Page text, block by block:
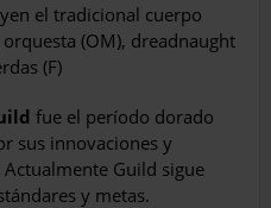
el tradicional cuerpo
(OM), dreadnaught
(F)
fue el período dorado
sus innovaciones y
Guild sigue
y metas.